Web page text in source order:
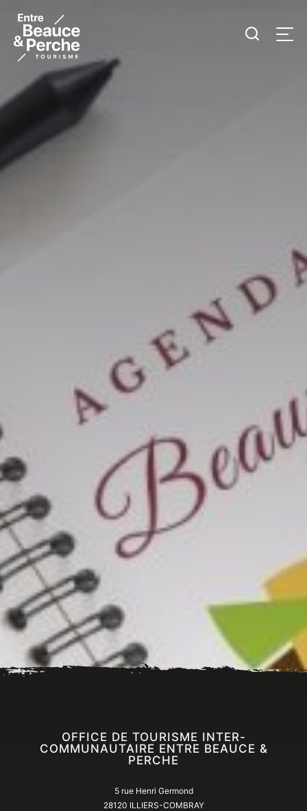
Tourisme
Entre
Beauce
et
Perche
Menu
Accueil En ce moment Tout l’agenda
OFFICE DE TOURISME INTER-
COMMUNAUTAIRE ENTRE BEAUCE &
PERCHE
5 rue Henri Germond
28120 ILLIERS-COMBRAY